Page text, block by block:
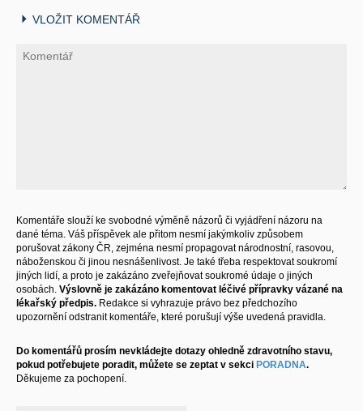
VLOŽIT KOMENTÁŘ
Komentáře slouží ke svobodné výměně názorů či vyjádření názoru na
dané téma. Váš příspěvek ale přitom nesmí jakýmkoliv způsobem
porušovat zákony ČR, zejména nesmí propagovat národnostní, rasovou,
náboženskou či jinou nesnášenlivost. Je také třeba respektovat soukromí
jiných lidí, a proto je zakázáno zveřejňovat soukromé údaje o jiných
osobách. Výslovně je zakázáno komentovat léčivé přípravky vázané na
lékařský předpis. Redakce si vyhrazuje právo bez předchozího
upozornění odstranit komentáře, které porušují výše uvedená pravidla.
Do komentářů prosím nevkládejte dotazy ohledně zdravotního stavu,
pokud potřebujete poradit, můžete se zeptat v sekci PORADNA.
Děkujeme za pochopení.